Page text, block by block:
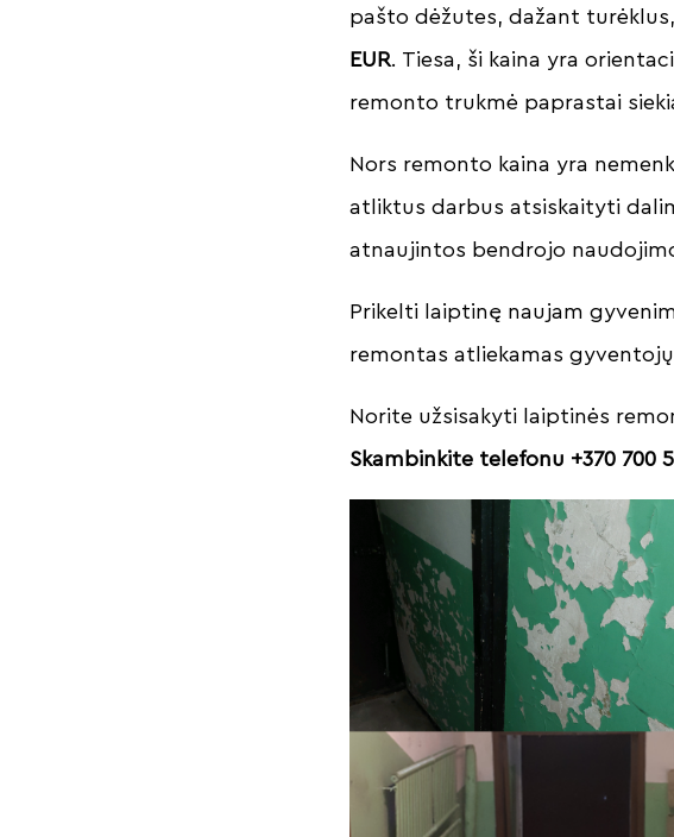
pašto dėžutes, dažant
EUR. Tiesa, ši kaina yra
remonto trukmė paprastai
Nors remonto kaina yra
atliktus darbus atsiskaityti
atnaujintos bendrojo
Prikelti laiptinę naujam
remontas atliekamas
Norite užsisakyti laiptinės
Skambinkite telefonu +370 700